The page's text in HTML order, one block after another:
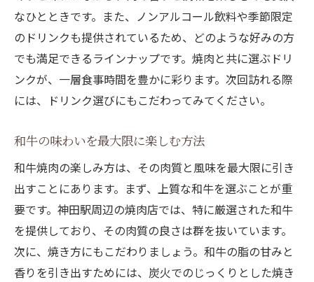
なひとときです。また、ノンアルコール飲料や季節限定
のドリンクも提供されているため、どのような好みの方
でも満足できるラインナップです。焼肉と共に選ぶドリ
ンクが、一層食事時間を豊かに彩ります。次回訪れる際
には、ドリンク選びにもこだわってみてください。
和牛の味わいを最大限に楽しむ方法
和牛焼肉の楽しみ方は、その肉質と風味を最大限に引き
出すことにあります。まず、上質な和牛を選ぶことが重
要です。神田駅周辺の焼肉店では、特に厳選された和牛
を提供しており、その肉質の良さは群を抜いています。
次に、焼き方にもこだわりましょう。和牛の脂の甘みと
香りを引き出すためには、炭火でのじっくりとした焼き